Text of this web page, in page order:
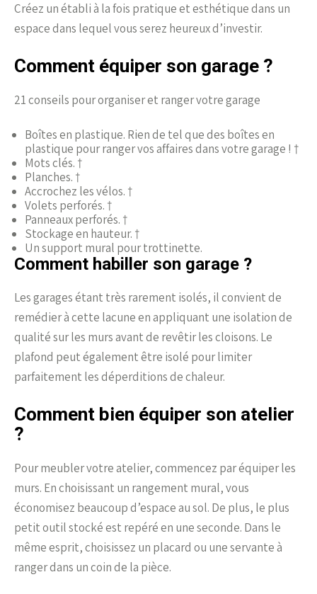
Créez un établi à la fois pratique et esthétique dans un
espace dans lequel vous serez heureux d’investir.
Comment équiper son garage ?
21 conseils pour organiser et ranger votre garage
Boîtes en plastique. Rien de tel que des boîtes en
plastique pour ranger vos affaires dans votre garage ! †
Mots clés. †
Planches. †
Accrochez les vélos. †
Volets perforés. †
Panneaux perforés. †
Stockage en hauteur. †
Un support mural pour trottinette.
Comment habiller son garage ?
Les garages étant très rarement isolés, il convient de
remédier à cette lacune en appliquant une isolation de
qualité sur les murs avant de revêtir les cloisons. Le
plafond peut également être isolé pour limiter
parfaitement les déperditions de chaleur.
Comment bien équiper son atelier
?
Pour meubler votre atelier, commencez par équiper les
murs. En choisissant un rangement mural, vous
économisez beaucoup d’espace au sol. De plus, le plus
petit outil stocké est repéré en une seconde. Dans le
même esprit, choisissez un placard ou une servante à
ranger dans un coin de la pièce.